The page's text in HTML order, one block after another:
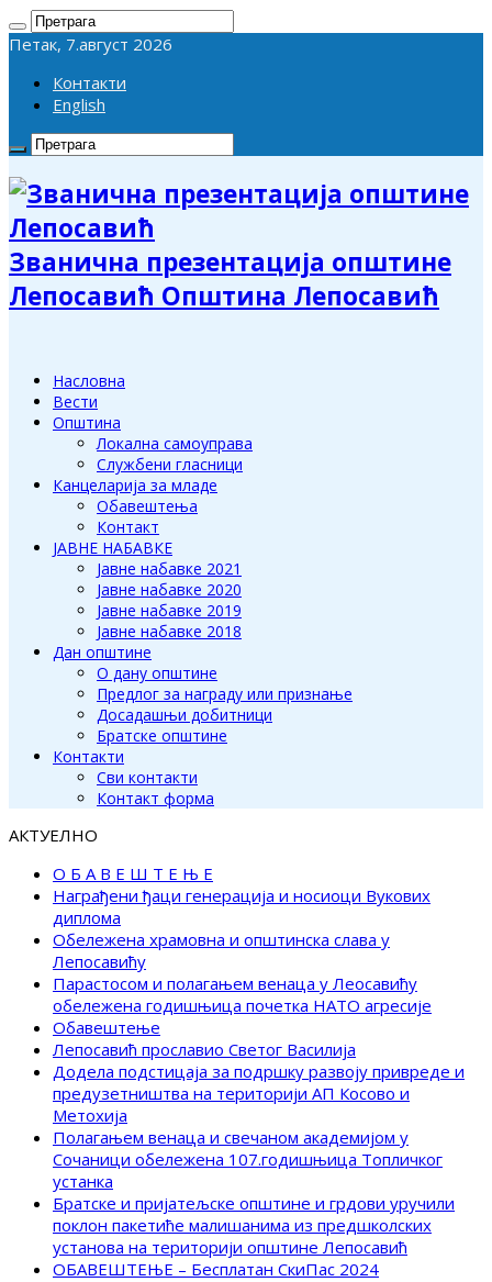
Петак, 7.август 2026
Контакти
English
Званична презентација општине
Лепосавић Општина Лепосавић
Насловна
Вести
Општина
Локална самоуправа
Службени гласници
Канцеларија за младе
Обавештења
Контакт
ЈАВНЕ НАБАВКЕ
Јавне набавке 2021
Јавне набавке 2020
Јавне набавке 2019
Јавне набавке 2018
Дан општине
О дану општине
Предлог за награду или признање
Досадашњи добитници
Братске општине
Контакти
Сви контакти
Контакт форма
АКТУЕЛНО
О Б А В Е Ш Т Е Њ Е
Награђени ђаци генерација и носиоци Вукових
диплома
Обележена храмовна и општинска слава у
Лепосавићу
Парастосом и полагањем венаца у Леосавићу
обележена годишњица почетка НАТО агресије
Обавештење
Лепосавић прославио Светог Василија
Додела подстицаја за подршку развоју привреде и
предузетништва на територији АП Косово и
Метохија
Полагањем венаца и свечаном академијом у
Сочаници обележена 107.годишњица Топличког
устанка
Братске и пријатељске општине и грдови уручили
поклон пакетиће малишанима из предшколских
установа на територији општине Лепосавић
ОБАВЕШТЕЊЕ – Бесплатан СкиПас 2024